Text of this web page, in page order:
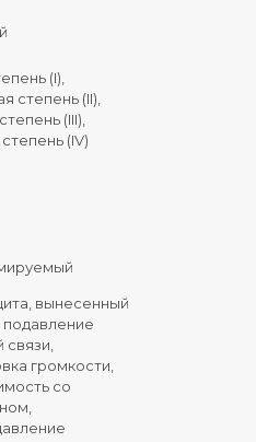
(I),
степень (II),
(III),
(IV)
вынесенный
громкости,
со